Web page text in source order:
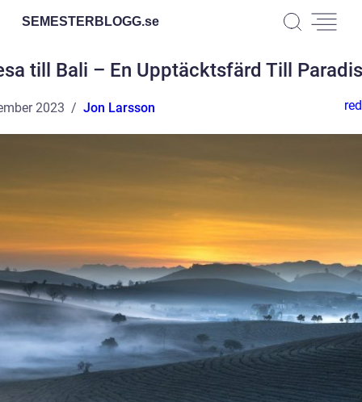
SEMESTERBLOGG.se
till Bali – En Upptäcktsfärd Till
2023 Jon Larsson